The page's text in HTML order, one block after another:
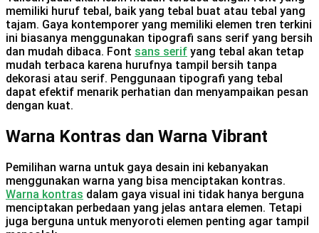
memiliki huruf tebal, baik yang tebal buat atau tebal yang
tajam. Gaya kontemporer yang memiliki elemen tren terkini
ini biasanya menggunakan tipografi sans serif yang bersih
dan mudah dibaca. Font sans serif yang tebal akan tetap
mudah terbaca karena hurufnya tampil bersih tanpa
dekorasi atau serif. Penggunaan tipografi yang tebal
dapat efektif menarik perhatian dan menyampaikan pesan
dengan kuat.
Warna Kontras dan Warna Vibrant
Pemilihan warna untuk gaya desain ini kebanyakan
menggunakan warna yang bisa menciptakan kontras.
Warna kontras dalam gaya visual ini tidak hanya berguna
menciptakan perbedaan yang jelas antara elemen. Tetapi
juga berguna untuk menyoroti elemen penting agar tampil